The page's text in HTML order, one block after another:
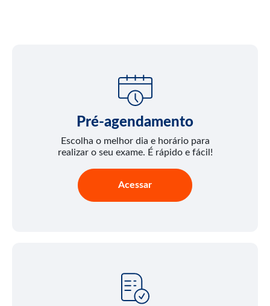
Pré-agendamento
Escolha o melhor dia e horário para
realizar o seu exame. É rápido e fácil!
Acessar